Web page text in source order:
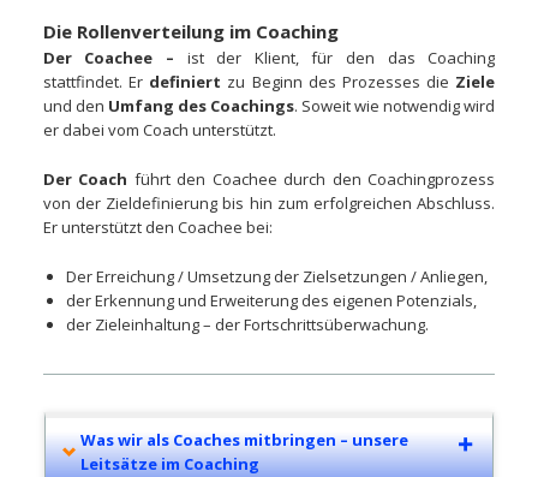
Die Rollenverteilung im Coaching
Der Coachee – ist der Klient, für den das Coaching
stattfindet. Er definiert zu Beginn des Prozesses die Ziele
und den Umfang des Coachings. Soweit wie notwendig wird
er dabei vom Coach unterstützt.
Der Coach führt den Coachee durch den Coachingprozess
von der Zieldefinierung bis hin zum erfolgreichen Abschluss.
Er unterstützt den Coachee bei:
Der Erreichung / Umsetzung der Zielsetzungen / Anliegen,
der Erkennung und Erweiterung des eigenen Potenzials,
der Zieleinhaltung – der Fortschrittsüberwachung.
Was wir als Coaches mitbringen – unsere
Leitsätze im Coaching